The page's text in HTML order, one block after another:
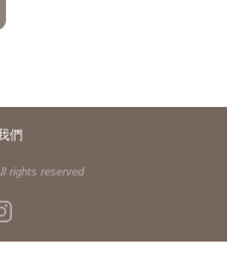
們
rights reserved